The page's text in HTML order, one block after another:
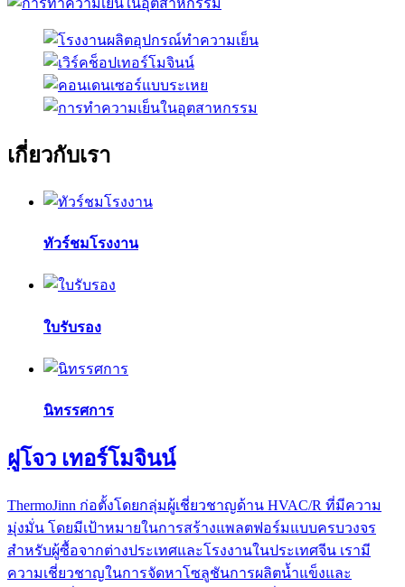
เกี่ยวกับเรา
ทัวร์ชมโรงงาน
ใบรับรอง
นิทรรศการ
ฝูโจว เทอร์โมจินน์
ThermoJinn ก่อตั้งโดยกลุ่มผู้เชี่ยวชาญด้าน HVAC/R ที่มีความ
มุ่งมั่น โดยมีเป้าหมายในการสร้างแพลตฟอร์มแบบครบวงจร
สำหรับผู้ซื้อจากต่างประเทศและโรงงานในประเทศจีน เรามี
ความเชี่ยวชาญในการจัดหาโซลูชันการผลิตน้ำแข็งและ